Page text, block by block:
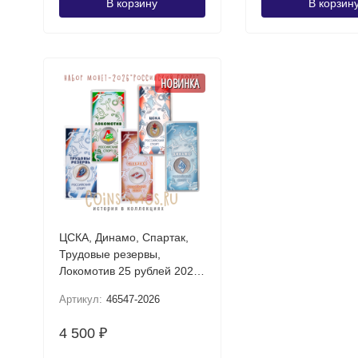
В корзину В
НОВИНКА
ЦСКА, Динамо, Спартак,
Трудовые резервы,
Локомотив 25 рублей 2026
Набор цветных монет в
Артикул: 46547-2026
4 500 ₽